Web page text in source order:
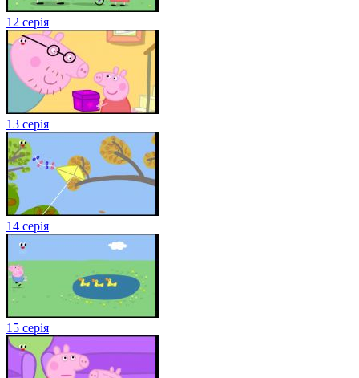
12 серія
13 серія
14 серія
15 серія